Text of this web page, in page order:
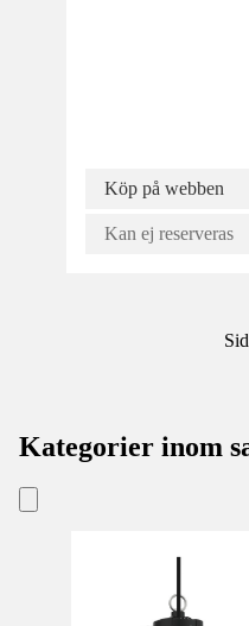
Köp på webben
Kan ej reserveras
Kategorier inom